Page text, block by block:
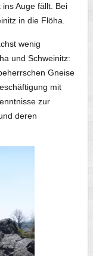
ins Auge fällt. Bei
in die Flöha.
wenig
und Schweinitz:
Gneise
mit
zur
deren